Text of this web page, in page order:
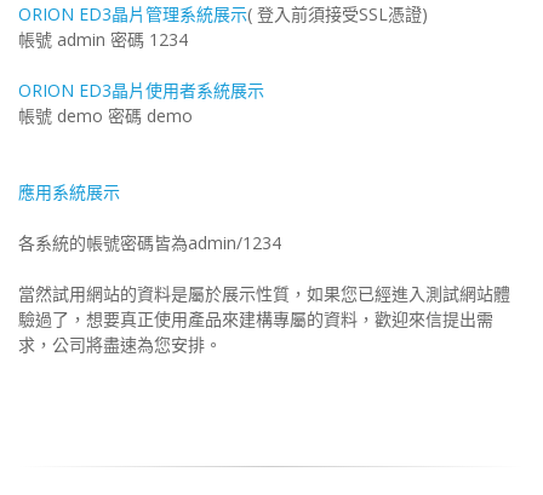
ORION ED3晶片管理系統展示( 登入前須接受SSL憑證)
帳號 admin 密碼 1234
ORION ED3晶片使用者系統展示
帳號 demo 密碼 demo
應用系統展示
各系統的帳號密碼皆為admin/1234
當然試用網站的資料是屬於展示性質，如果您已經進入測試網站體
驗過了，想要真正使用產品來建構專屬的資料，歡迎來信提出需
求，公司將盡速為您安排。